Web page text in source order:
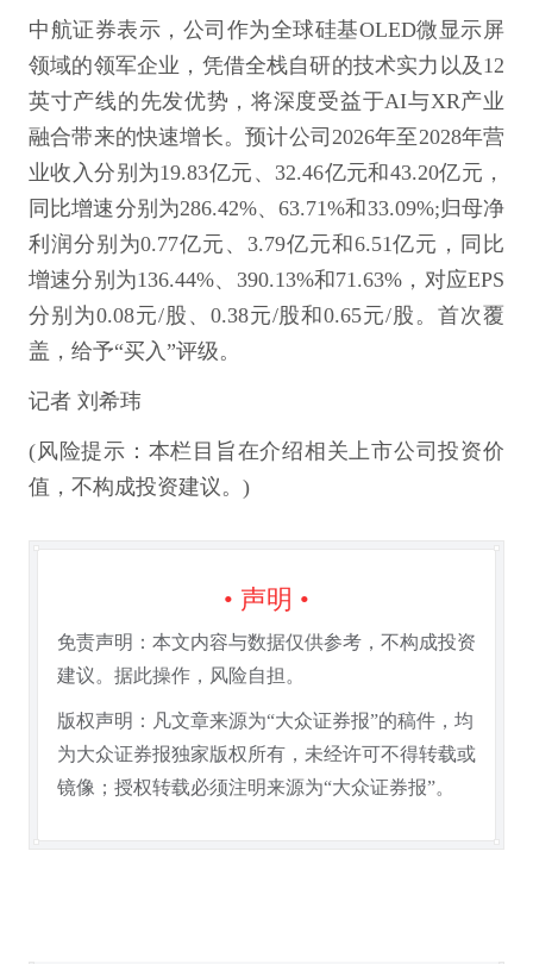
中航证券表示，公司作为全球硅基OLED微显示屏
领域的领军企业，凭借全栈自研的技术实力以及12
英寸产线的先发优势，将深度受益于AI与XR产业
融合带来的快速增长。预计公司2026年至2028年营
业收入分别为19.83亿元、32.46亿元和43.20亿元，
同比增速分别为286.42%、63.71%和33.09%;归母净
利润分别为0.77亿元、3.79亿元和6.51亿元，同比
增速分别为136.44%、390.13%和71.63%，对应EPS
分别为0.08元/股、0.38元/股和0.65元/股。首次覆
盖，给予“买入”评级。
记者 刘希玮
(风险提示：本栏目旨在介绍相关上市公司投资价
值，不构成投资建议。)
• 声明 •
免责声明：本文内容与数据仅供参考，不构成投资
建议。据此操作，风险自担。
版权声明：凡文章来源为“大众证券报”的稿件，均
为大众证券报独家版权所有，未经许可不得转载或
镜像；授权转载必须注明来源为“大众证券报”。